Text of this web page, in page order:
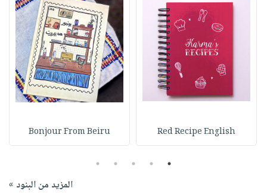
Red Recipe English
Bonjour From Beiru
1
2
3
4
5
المزيد من البنود »